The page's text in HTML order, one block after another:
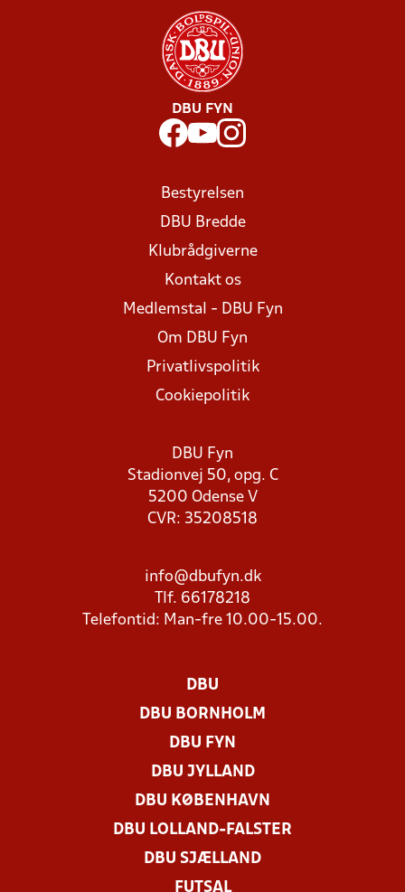
DBU FYN
Bestyrelsen
DBU Bredde
Klubrådgiverne
Kontakt os
Medlemstal - DBU Fyn
Om DBU Fyn
Privatlivspolitik
Cookiepolitik
DBU Fyn
Stadionvej 50, opg. C
5200 Odense V
CVR: 35208518
info@dbufyn.dk
Tlf. 66178218
Telefontid: Man-fre 10.00-15.00.
DBU
DBU BORNHOLM
DBU FYN
DBU JYLLAND
DBU KØBENHAVN
DBU LOLLAND-FALSTER
DBU SJÆLLAND
FUTSAL